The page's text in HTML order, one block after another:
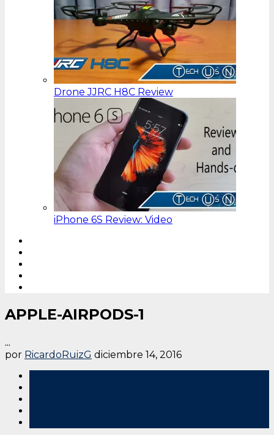
Drone JJRC H8C Review
iPhone 6S Review: Video
APPLE-AIRPODS-1
...
por RicardoRuizG diciembre 14, 2016